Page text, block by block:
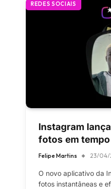
REDES SOCIAIS
Instagram
fotos em
Felipe Martins 23/04/
O novo aplicativo da
fotos instantâneas e